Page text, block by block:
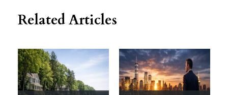
Related Articles